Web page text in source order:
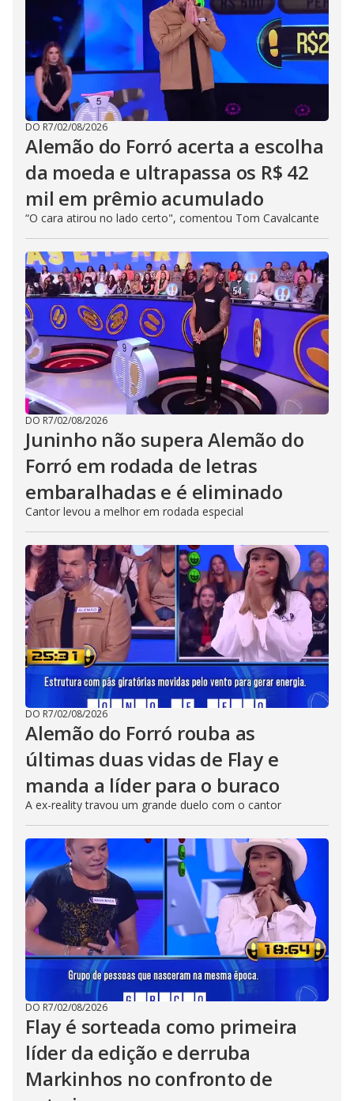
DO R7/02/08/2026
Alemão do Forró acerta a escolha
da moeda e ultrapassa os R$ 42
mil em prêmio acumulado
“O cara atirou no lado certo", comentou Tom Cavalcante
DO R7/02/08/2026
Juninho não supera Alemão do
Forró em rodada de letras
embaralhadas e é eliminado
Cantor levou a melhor em rodada especial
DO R7/02/08/2026
Alemão do Forró rouba as
últimas duas vidas de Flay e
manda a líder para o buraco
A ex-reality travou um grande duelo com o cantor
DO R7/02/08/2026
Flay é sorteada como primeira
líder da edição e derruba
Markinhos no confronto de